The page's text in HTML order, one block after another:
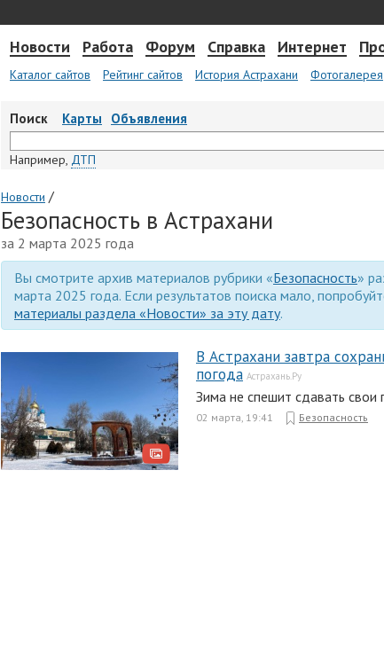
Новости Работа Форум Справка Интернет
Каталог сайтов Рейтинг сайтов История Астрахани Фотогалерея
Поиск Карты Объявления
Например, ДТП
Новости /
Безопасность в Астрахани
за 2 марта 2025 года
Вы смотрите архив материалов рубрики «Безопасность»
марта 2025 года. Если результатов поиска мало,
материалы раздела «Новости» за эту дату.
В Астрахани завтра
погода Астрахань.Ру
Зима не спешит сдавать свои
02 марта, 19:41 Безопасность